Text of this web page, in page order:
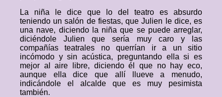
La niña le dice que lo del teatro es absurdo
teniendo un salón de fiestas, que Julien le dice, es
una nave, diciendo la niña que se puede arreglar,
diciéndole Julien que sería muy caro y las
compañías teatrales no querrían ir a un sitio
incómodo y sin acústica, preguntando ella si es
mejor al aire libre, diciendo él que no hay eco,
aunque ella dice que allí llueve a menudo,
indicándole el alcalde que es muy pesimista
también.